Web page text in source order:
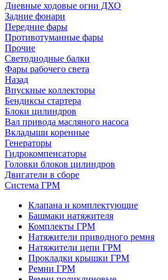
Дневные ходовые огни ДХО
Задние фонари
Передние фары
Противотуманные фары
Прочие
Светодиодные балки
Фары рабочего света
Назад
Впускные коллекторы
Бендиксы стартера
Блоки цилиндров
Вал привода масляного насоса
Вкладыши коренные
Генераторы
Гидрокомпенсаторы
Головки блоков цилиндров
Двигатели в сборе
Система ГРМ
Клапана и комплектующие
Башмаки натяжителя
Комплекты ГРМ
Натяжители приводного ремня
Натяжители цепи ГРМ
Прокладки крышки ГРМ
Ремни ГРМ